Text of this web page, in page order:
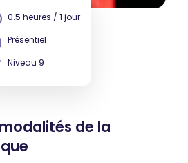
0.5 heures / 1 jour
Présentiel
Niveau 9
de la